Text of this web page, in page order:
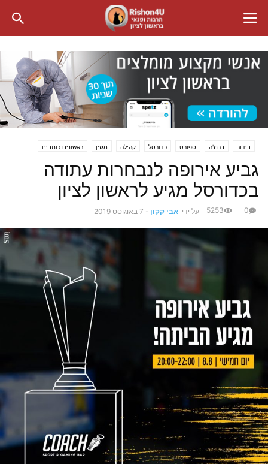
בידור ברנז'ה ספורט כדורסל קהילה מגזין ראשונים כותבים
גביע אירופה לנבחרות עתודה
בכדורסל מגיע לראשון לציון
על ידי אבי קקון - 7 באוגוסט 2019 0
5253